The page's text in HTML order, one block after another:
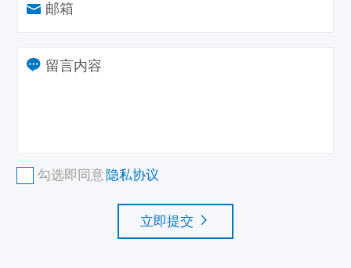
邮箱
勾选即同意 隐私协议
立即提交